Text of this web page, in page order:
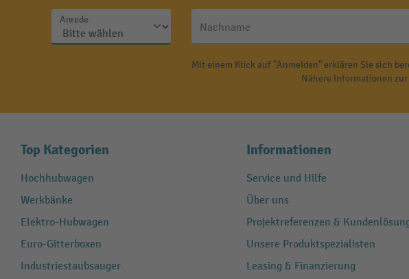
Anrede
Nachname
Mit einem Klick auf "Anmelden" erklären Sie sich
Nähere Informationen
Top Kategorien
Hochhubwagen
Werkbänke
Elektro-Hubwagen
Euro-Gitterboxen
Industriestaubsauger
Informationen
Service und Hilfe
Über uns
Projektreferenzen &
Unsere Produktspezialisten
Leasing & Finanzierung